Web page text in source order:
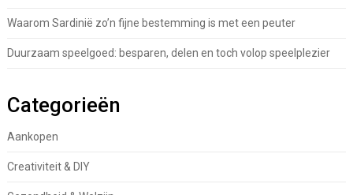
Waarom Sardinië zo’n fijne bestemming is met een peuter
Duurzaam speelgoed: besparen, delen en toch volop speelplezier
Categorieën
Aankopen
Creativiteit & DIY